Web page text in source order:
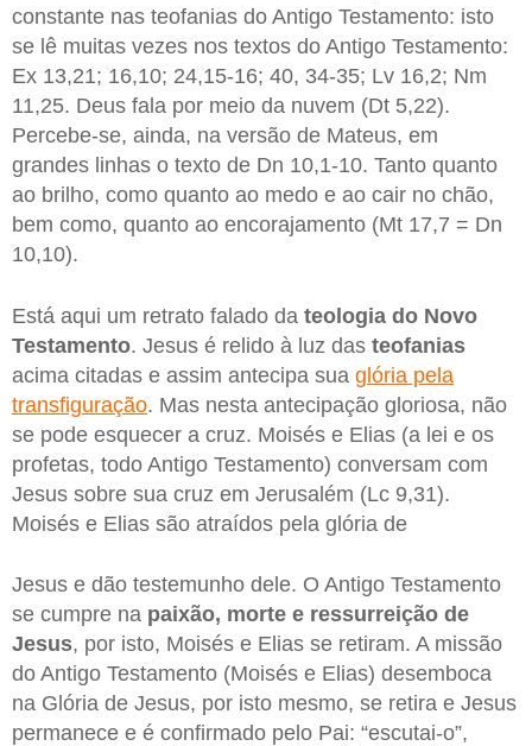
constante nas teofanias do Antigo Testamento: isto
se lê muitas vezes nos textos do Antigo Testamento:
Ex 13,21; 16,10; 24,15-16; 40, 34-35; Lv 16,2; Nm
11,25. Deus fala por meio da nuvem (Dt 5,22).
Percebe-se, ainda, na versão de Mateus, em
grandes linhas o texto de Dn 10,1-10. Tanto quanto
ao brilho, como quanto ao medo e ao cair no chão,
bem como, quanto ao encorajamento (Mt 17,7 = Dn
10,10).
Está aqui um retrato falado da teologia do Novo
Testamento. Jesus é relido à luz das teofanias
acima citadas e assim antecipa sua glória pela
transfiguração. Mas nesta antecipação gloriosa, não
se pode esquecer a cruz. Moisés e Elias (a lei e os
profetas, todo Antigo Testamento) conversam com
Jesus sobre sua cruz em Jerusalém (Lc 9,31).
Moisés e Elias são atraídos pela glória de
Jesus e dão testemunho dele. O Antigo Testamento
se cumpre na paixão, morte e ressurreição de
Jesus, por isto, Moisés e Elias se retiram. A missão
do Antigo Testamento (Moisés e Elias) desemboca
na Glória de Jesus, por isto mesmo, se retira e Jesus
permanece e é confirmado pelo Pai: “escutai-o”,